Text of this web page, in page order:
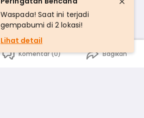
Komentar (0) Bagikan
Waspada! Saat ini terjadi
gempabumi di 2 lokasi!
Lihat detail